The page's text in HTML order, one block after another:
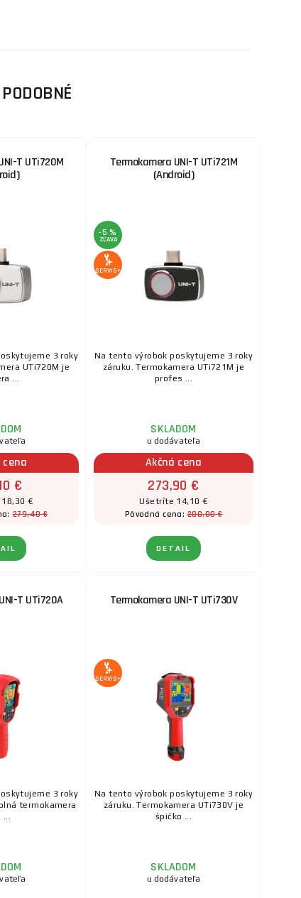
T UTi720M
3 roky
UTi720M je
...
cena
€
€
279,40 €
Termokamera UNI-T UTi721M
(Android)
-5 %
ZĽAVA
SERVIS+
Na tento výrobok poskytujeme 3 roky
záruku. Termokamera UTi721M je
profes ...
SKLADOM
u dodávateľa
Akčná cena
273,90 €
Ušetríte 14,10 €
Pôvodná cena:288,00 €
DETAIL
T UTi720A
3 roky
termokamera
...
Termokamera UNI-T UTi730V
SERVIS+
Na tento výrobok poskytujeme 3 roky
záruku. Termokamera UTi730V je
špičko ...
SKLADOM
u dodávateľa